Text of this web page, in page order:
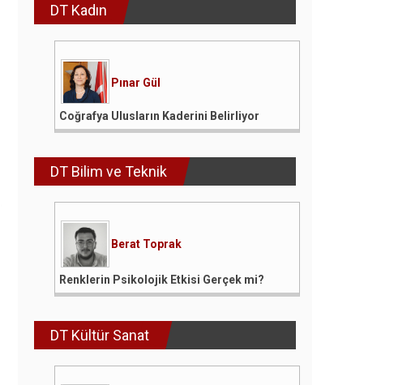
DT Kadın
Pınar Gül
Coğrafya Ulusların Kaderini Belirliyor
DT Bilim ve Teknik
Berat Toprak
Renklerin Psikolojik Etkisi Gerçek mi?
DT Kültür Sanat